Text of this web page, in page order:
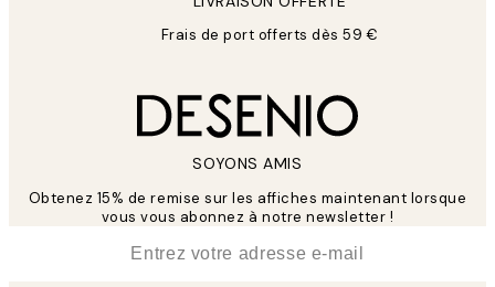
Frais de port offerts dès 59 €
SOYONS AMIS
Obtenez 15% de remise sur les affiches maintenant lorsque
vous vous abonnez à notre newsletter !